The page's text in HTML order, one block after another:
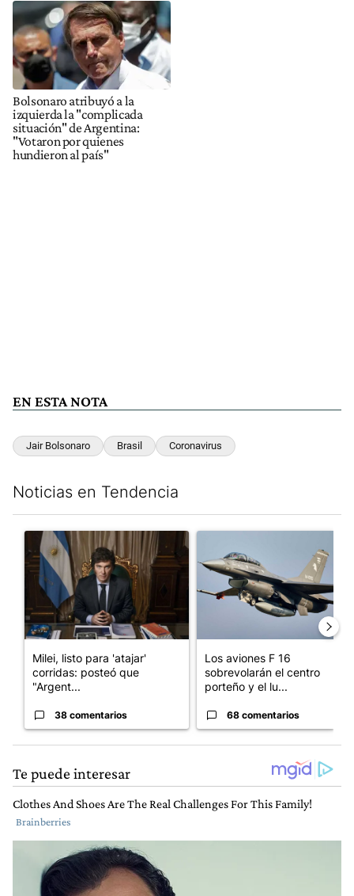
Bolsonaro atribuyó a la
izquierda la "complicada
situación" de Argentina:
"Votaron por quienes
hundieron al país"
EN ESTA NOTA
Jair Bolsonaro Brasil Coronavirus
Noticias en Tendencia
Un artículo de tendencia con el título "Milei, listo para 'atajar'
Milei, listo para 'atajar'
corridas: posteó que
"Argent...
38 comentarios
Los aviones F 16
sobrevolarán el centro
porteño y el lu...
68 comentarios